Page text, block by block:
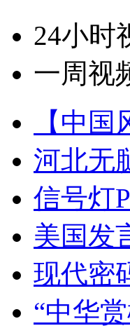
24小时
一周视
【中
河北无
信号灯
美国发
现代密
“中华